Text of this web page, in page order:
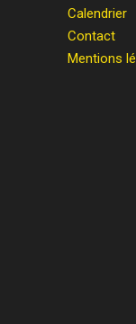
Calendrier
Contact
Mentions